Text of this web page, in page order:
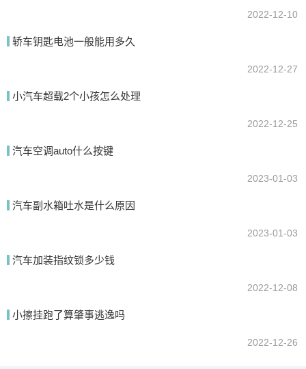
2022-12-10
轿车钥匙电池一般能用多久
2022-12-27
小汽车超载2个小孩怎么处理
2022-12-25
汽车空调auto什么按键
2023-01-03
汽车副水箱吐水是什么原因
2023-01-03
汽车加装指纹锁多少钱
2022-12-08
小擦挂跑了算肇事逃逸吗
2022-12-26